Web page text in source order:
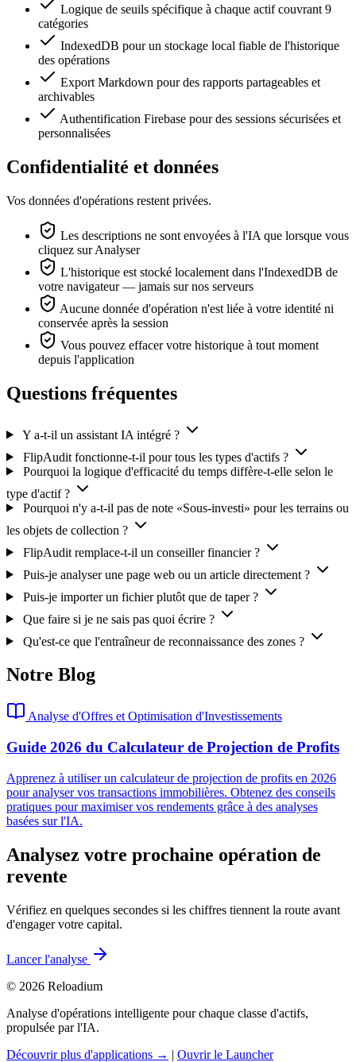
Logique de seuils spécifique à chaque actif couvrant 9
catégories
IndexedDB pour un stockage local fiable de l'historique
des opérations
Export Markdown pour des rapports partageables et
archivables
Authentification Firebase pour des sessions sécurisées et
personnalisées
Confidentialité et données
Vos données d'opérations restent privées.
Les descriptions ne sont envoyées à l'IA que lorsque vous
cliquez sur Analyser
L'historique est stocké localement dans l'IndexedDB de
votre navigateur — jamais sur nos serveurs
Aucune donnée d'opération n'est liée à votre identité ni
conservée après la session
Vous pouvez effacer votre historique à tout moment
depuis l'application
Questions fréquentes
Y a-t-il un assistant IA intégré ?
FlipAudit fonctionne-t-il pour tous les types d'actifs ?
Pourquoi la logique d'efficacité du temps diffère-t-elle selon le
type d'actif ?
Pourquoi n'y a-t-il pas de note «Sous-investi» pour les terrains ou
les objets de collection ?
FlipAudit remplace-t-il un conseiller financier ?
Puis-je analyser une page web ou un article directement ?
Puis-je importer un fichier plutôt que de taper ?
Que faire si je ne sais pas quoi écrire ?
Qu'est-ce que l'entraîneur de reconnaissance des zones ?
Notre Blog
Analyse d'Offres et Optimisation d'Investissements
Guide 2026 du Calculateur de Projection de Profits
Apprenez à utiliser un calculateur de projection de profits en 2026
pour analyser vos transactions immobilières. Obtenez des conseils
pratiques pour maximiser vos rendements grâce à des analyses
basées sur l'IA.
Analysez votre prochaine opération de
revente
Vérifiez en quelques secondes si les chiffres tiennent la route avant
d'engager votre capital.
Lancer l'analyse
© 2026 Reloadium
Analyse d'opérations intelligente pour chaque classe d'actifs,
propulsée par l'IA.
Découvrir plus d'applications → | Ouvrir le Launcher